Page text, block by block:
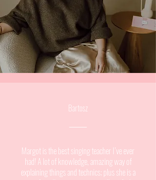
Bartosz
Margot is the best singing teacher I’ve ever
had! A lot of knowledge, amazing way of
explaining things and technics; plus she is a